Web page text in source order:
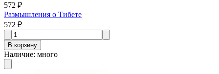
572 ₽
Размышления о Тибете
572 ₽
В корзину
Наличие: много